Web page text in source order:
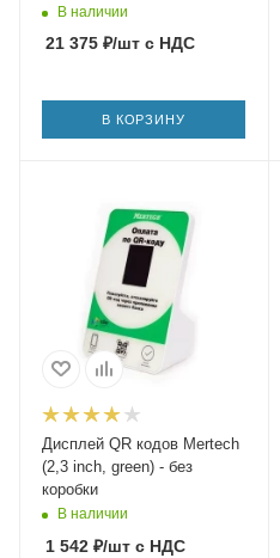
В наличии
21 375 ₽/шт с НДС
В КОРЗИНУ
Дисплей QR кодов Mertech
(2,3 inch, green) - без
коробки
В наличии
1 542 ₽/шт с НДС